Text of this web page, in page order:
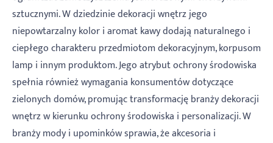
sztucznymi. W dziedzinie dekoracji wnętrz jego
niepowtarzalny kolor i aromat kawy dodają naturalnego i
ciepłego charakteru przedmiotom dekoracyjnym, korpusom
lamp i innym produktom. Jego atrybut ochrony środowiska
spełnia również wymagania konsumentów dotyczące
zielonych domów, promując transformację branży dekoracji
wnętrz w kierunku ochrony środowiska i personalizacji. W
branży mody i upominków sprawia, że ​​akcesoria i